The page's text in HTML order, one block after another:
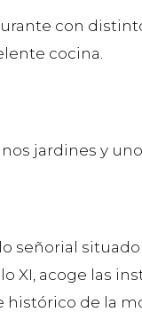
con
cocina.
jardines y
señorial
XI, acoge las
histórico de la